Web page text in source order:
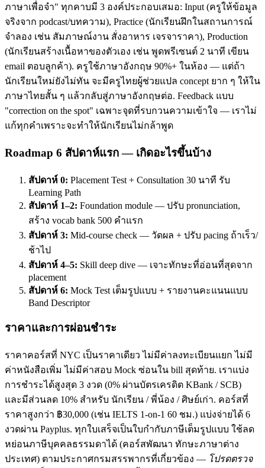
ภาษาเพื่อจำ" ทุกคาบมี 3 องค์ประกอบเสมอ: Input (ครูให้ข้อมูล
จริงจาก podcast/บทความ), Practice (นักเรียนฝึกในสถานการณ์
จำลอง เช่น สัมภาษณ์งาน สั่งอาหาร เจรจาราคา), Production
(นักเรียนสร้างเนื้อหาของตัวเอง เช่น พูดพรีเซนต์ 2 นาที เขียน
email ตอบลูกค้า). ครูใช้ภาษาอังกฤษ 90%+ ในห้อง — แต่ถ้า
นักเรียนใหม่ยังไม่ทัน จะมีครูไทยผู้ช่วยแปล concept ยาก ๆ ให้ใน
ภาษาไทยสั้น ๆ แล้วกลับสู่ภาษาอังกฤษต่อ. Feedback แบบ
"correction on the spot" เฉพาะจุดที่รบกวนความเข้าใจ — เราไม่
แก้ทุกคำเพราะจะทำให้นักเรียนไม่กล้าพูด
Roadmap 6 สัปดาห์แรก — เกิดอะไรขึ้นบ้าง
สัปดาห์ 0: Placement Test + Consultation 30 นาที รับ
Learning Path
สัปดาห์ 1–2: Foundation module — ปรับ pronunciation,
สร้าง vocab bank 500 คำแรก
สัปดาห์ 3: Mid-course check — วัดผล + ปรับ pacing ถ้าเร็ว/
ช้าไป
สัปดาห์ 4–5: Skill deep dive — เจาะทักษะที่อ่อนที่สุดจาก
placement
สัปดาห์ 6: Mock Test เต็มรูปแบบ + รายงานคะแนนแบบ
Band Descriptor
ราคาและการผ่อนชำระ
ราคาคอร์สที่ NYC เป็นราคาเดียว ไม่มีค่าลงทะเบียนแยก ไม่มี
ค่าหนังสือเพิ่ม ไม่มีค่าสอบ Mock ซ่อนใน bill สุดท้าย. เราแบ่ง
การชำระได้สูงสุด 3 งวด (0% ผ่านบัตรเครดิต KBank / SCB)
และมีส่วนลด 10% สำหรับ นักเรียน / พี่น้อง / ศิษย์เก่า. คอร์สที่
ราคาสูงกว่า ฿30,000 (เช่น IELTS 1-on-1 60 ชม.) แบ่งจ่ายได้ 6
งวดผ่าน Payplus. ทุกใบเสร็จเป็นใบกำกับภาษีเต็มรูปแบบ ใช้ลด
หย่อนภาษีบุคคลธรรมดาได้ (คอร์สพัฒนา ทักษะภาษาต่าง
ประเทศ) ตามประกาศกรมสรรพากรที่เกี่ยวข้อง — โปรดตรวจ